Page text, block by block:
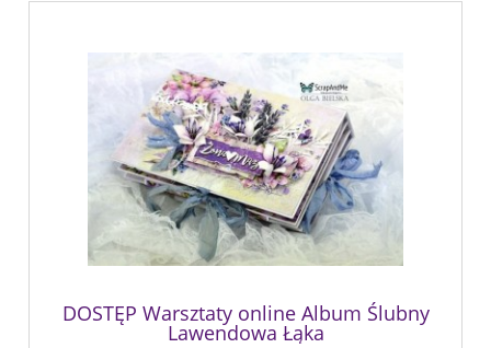
DOSTĘP Warsztaty online Album Ślubny
Lawendowa Łąka